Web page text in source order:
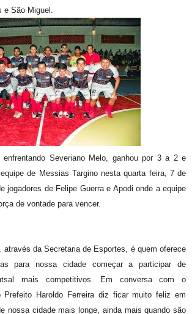
e São Miguel.
enfrentando Severiano Melo, ganhou por 3 a 2 e
de Messias Targino nesta quarta feira, 7 de
jogadores de Felipe Guerra e Apodi onde a equipe
de vontade para vencer.
através da Secretaria de Esportes, é quem oferece
para nossa cidade começar a participar de
mais competitivos. Em conversa com o
Prefeito Haroldo Ferreira diz ficar muito feliz em
nossa cidade mais longe, ainda mais quando são